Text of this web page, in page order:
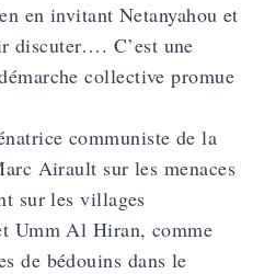
en invitant Netanyahou et
discuter…. C’est une
collective promue
communiste de la
Airault sur les menaces
sur les villages
Umm Al Hiran, comme
de bédouins dans le